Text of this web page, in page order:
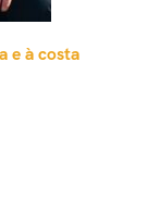
e à costa